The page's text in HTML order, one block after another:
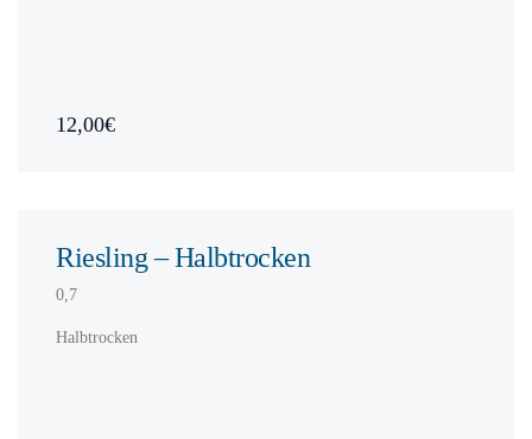
12,00€
Riesling – Halbtrocken
0,7
Halbtrocken